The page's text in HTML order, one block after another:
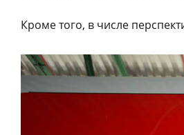
Кроме того, в числе